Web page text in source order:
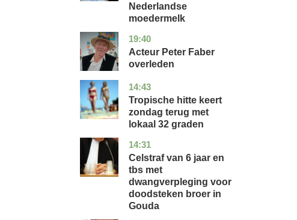
Nederlandse
moedermelk
19:40
noord-
holland
glossy
Acteur Peter Faber
overleden
14:43
utrecht
nieuws
Tropische hitte keert
zondag terug met
lokaal 32 graden
14:31
zuid-
holland
nieuws
Celstraf van 6 jaar en
tbs met
dwangverpleging voor
doodsteken broer in
Gouda